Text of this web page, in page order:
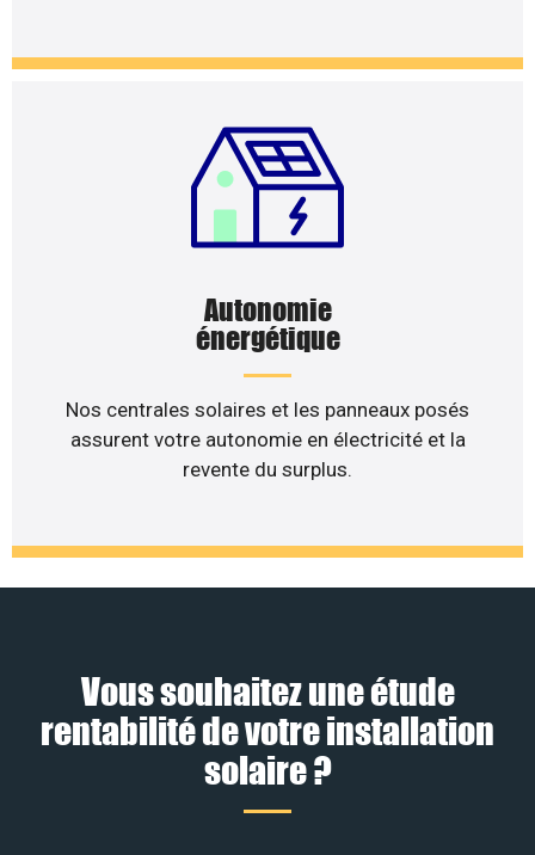
Autonomie
énergétique
Nos centrales solaires et les panneaux posés
assurent votre autonomie en électricité et la
revente du surplus.
Vous souhaitez une étude
rentabilité de votre installation
solaire ?